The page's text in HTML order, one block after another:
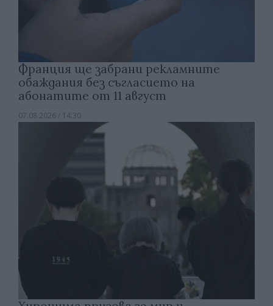
Франция ще забрани рекламните
обаждания без съгласието на
абонатите от 11 август
07.08.2026 / 14:30